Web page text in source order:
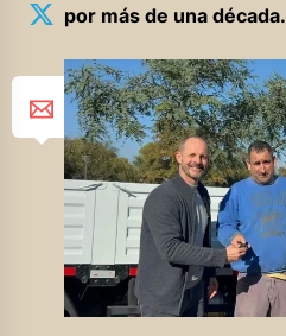
por más de una década.